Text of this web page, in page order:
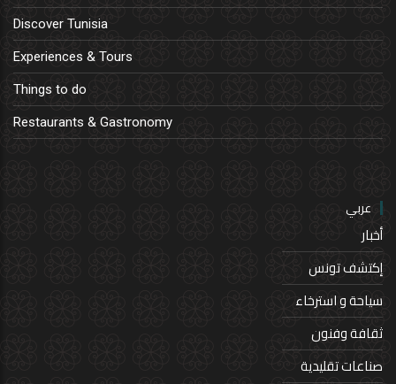
Discover Tunisia
Experiences & Tours
Things to do
Restaurants & Gastronomy
عربي
أخبار
إكتشف تونس
سياحة و استرخاء
ثقافة وفنون
صناعات تقليدية